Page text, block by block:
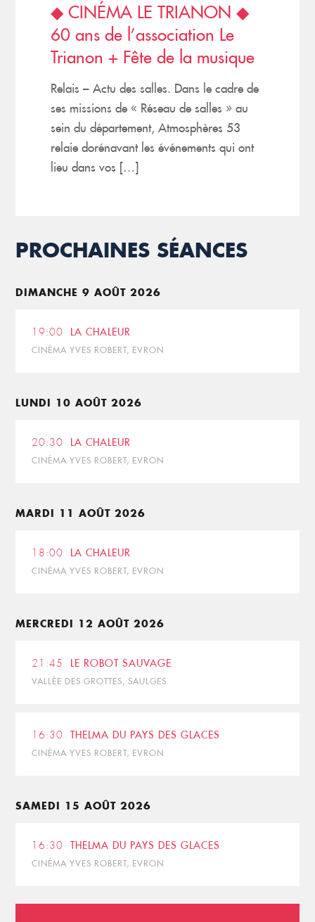
◆ CINÉMA LE TRIANON ◆
60 ans de l’association Le
Trianon + Fête de la musique
Relais – Actu des salles. Dans le cadre de
ses missions de « Réseau de salles » au
sein du département, Atmosphères 53
relaie dorénavant les événements qui ont
lieu dans vos […]
PROCHAINES SÉANCES
DIMANCHE 9 AOÛT 2026
19:00 LA CHALEUR
CINÉMA YVES ROBERT, EVRON
LUNDI 10 AOÛT 2026
20:30 LA CHALEUR
CINÉMA YVES ROBERT, EVRON
MARDI 11 AOÛT 2026
18:00 LA CHALEUR
CINÉMA YVES ROBERT, EVRON
MERCREDI 12 AOÛT 2026
21:45 LE ROBOT SAUVAGE
VALLÉE DES GROTTES, SAULGES
16:30 THELMA DU PAYS DES GLACES
CINÉMA YVES ROBERT, EVRON
SAMEDI 15 AOÛT 2026
16:30 THELMA DU PAYS DES GLACES
CINÉMA YVES ROBERT, EVRON